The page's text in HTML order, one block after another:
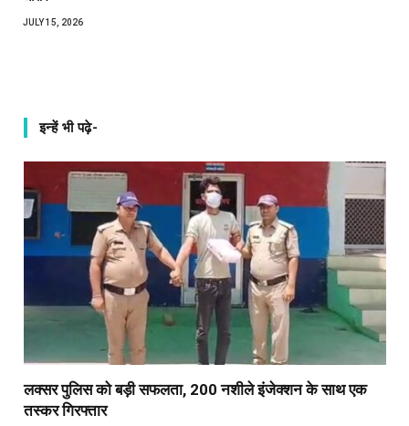
JULY 15, 2026
इन्हें भी पढ़े-
लक्सर पुलिस को बड़ी सफलता, 200 नशीले इंजेक्शन के साथ एक
तस्कर गिरफ्तार